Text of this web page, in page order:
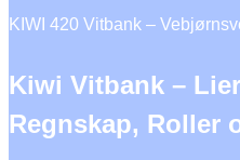
KIWI 420 Vitbank –
Kiwi Vitbank –
Regnskap, Roller